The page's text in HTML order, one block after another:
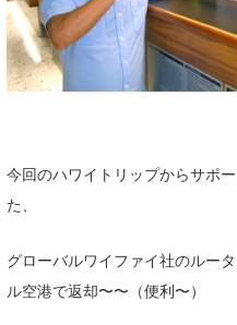
今回のハワイトリップからサポ
た、
グローバルワイファイ社のルー
ル空港で返却〜〜（便利〜）